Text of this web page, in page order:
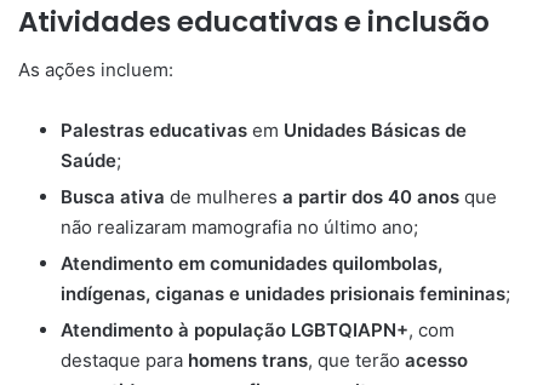
Atividades educativas e inclusão
As ações incluem:
Palestras educativas em Unidades Básicas de
Saúde;
Busca ativa de mulheres a partir dos 40 anos que
não realizaram mamografia no último ano;
Atendimento em comunidades quilombolas,
indígenas, ciganas e unidades prisionais femininas;
Atendimento à população LGBTQIAPN+, com
destaque para homens trans, que terão acesso